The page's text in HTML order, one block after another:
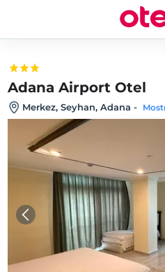
Adana Airport Otel
Merkez, Seyhan, Adana -